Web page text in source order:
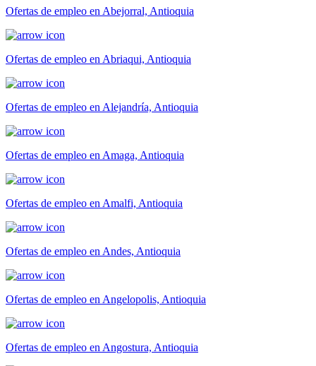
Ofertas de empleo en Abejorral, Antioquia
Ofertas de empleo en Abriaqui, Antioquia
Ofertas de empleo en Alejandría, Antioquia
Ofertas de empleo en Amaga, Antioquia
Ofertas de empleo en Amalfi, Antioquia
Ofertas de empleo en Andes, Antioquia
Ofertas de empleo en Angelopolis, Antioquia
Ofertas de empleo en Angostura, Antioquia